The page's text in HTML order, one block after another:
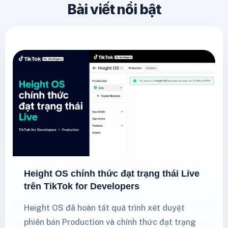
Bài viết nổi bật
Height OS chính thức đạt trạng thái Live
trên TikTok for Developers
Height OS đã hoàn tất quá trình xét duyệt
phiên bản Production và chính thức đạt trạng